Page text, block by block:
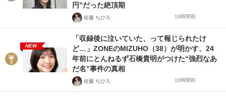
円”だった絶頂期
佐藤 ちひろ 16時間前
NEW
「収録後に泣いていた、って報じられたけ
ど…」ZONEのMIZUHO（38）が明かす、24
年前にとんねるず石橋貴明がつけた“強烈なあ
だ名”事件の真相
佐藤 ちひろ 16時間前